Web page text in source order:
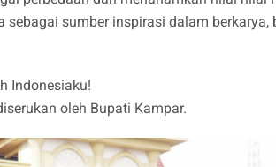
sumber inspirasi dalam berkarya,
Indonesiaku!
oleh Bupati Kampar.